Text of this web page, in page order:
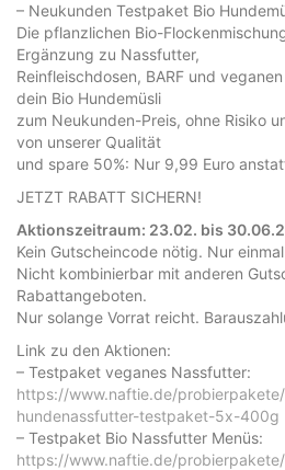
– Neukunden Testpaket Bio
Die pflanzlichen Bio-
Ergänzung zu Nassfutter,
Reinfleischdosen, BARF und
dein Bio Hundemüsli
zum Neukunden-Preis, ohne Risiko
von unserer Qualität
und spare 50%: Nur 9,99 Euro
JETZT RABATT SICHERN!
Aktionszeitraum: 23.02. bis
Kein Gutscheincode nötig. Nur
Nicht kombinierbar mit anderen
Rabattangeboten.
Nur solange Vorrat reicht.
Link zu den Aktionen:
– Testpaket veganes Nassfutter:
https://www.naftie.de/
hundenassfutter-testpaket-5x-400g
– Testpaket Bio Nassfutter Menüs:
https://www.naftie.de/